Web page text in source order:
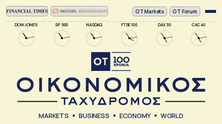
DOW JONES SP 500 NASDAQ FTSE 100 DAX 30 CAC 40
ΟΤ Markets OT Forum
MARKETS BUSINESS ECONOMY WORLD